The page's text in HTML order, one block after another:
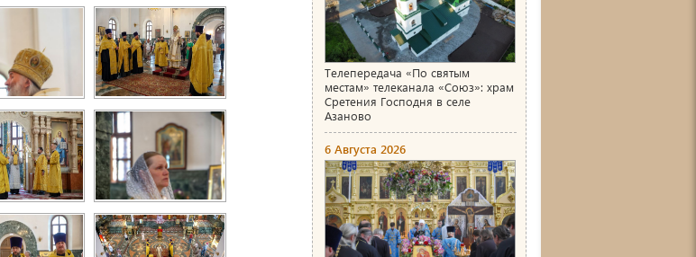
Телепередача «По святым
местам» телеканала «Союз»: храм
Сретения Господня в селе
Азаново
6 Августа 2026